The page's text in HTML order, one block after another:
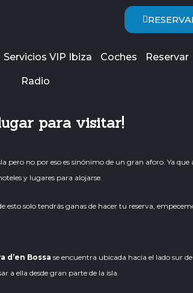
Servicios VIP Ibiza Coches Reservar
Radio
lugar para visitar!
pero no por eso es sinónimo de un gran aforo. Ya
y lugares para alojarse.
solo tendrás ganas de hacer tu reserva,
d’en Bossa se encuentra ubicada hacia el lado sur
a ella desde gran parte de la isla.